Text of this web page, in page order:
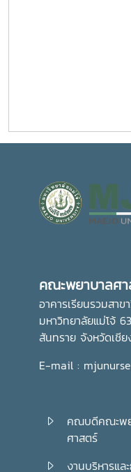
คณะพยาบาลศ
อาคารเรียนรวมสา
มหาวิทยาลัยแม่โจ้
สันทราย จังหวัดเชี
E-mail :
คณบดีคณะพ
ศาสตร์
งานบริหารแล